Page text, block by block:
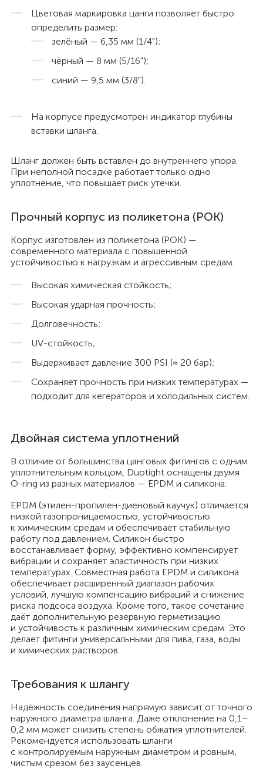
Цветовая маркировка цанги позволяет быстро
определить размер:
зелёный — 6,35 мм (1/4");
чёрный — 8 мм (5/16");
синий — 9,5 мм (3/8").
На корпусе предусмотрен индикатор глубины
вставки шланга.
Шланг должен быть вставлен до внутреннего упора.
При неполной посадке работает только одно
уплотнение, что повышает риск утечки.
Прочный корпус из поликетона (POK)
Корпус изготовлен из поликетона (POK) —
современного материала с повышенной
устойчивостью к нагрузкам и агрессивным средам.
Высокая химическая стойкость;
Высокая ударная прочность;
Долговечность;
UV-стойкость;
Выдерживает давление 300 PSI (≈ 20 бар);
Сохраняет прочность при низких температурах —
подходит для кегераторов и холодильных систем.
Двойная система уплотнений
В отличие от большинства цанговых фитингов с одним
уплотнительным кольцом, Duotight оснащены двумя
O-ring из разных материалов — EPDM и силикона.
EPDM (этилен-пропилен-диеновый каучук) отличается
низкой газопроницаемостью, устойчивостью
к химическим средам и обеспечивает стабильную
работу под давлением. Силикон быстро
восстанавливает форму, эффективно компенсирует
вибрации и сохраняет эластичность при низких
температурах. Совместная работа EPDM и силикона
обеспечивает расширенный диапазон рабочих
условий, лучшую компенсацию вибраций и снижение
риска подсоса воздуха. Кроме того, такое сочетание
даёт дополнительную резервную герметизацию
и устойчивость к различным химическим средам. Это
делает фитинги универсальными для пива, газа, воды
и химических растворов.
Требования к шлангу
Надёжность соединения напрямую зависит от точного
наружного диаметра шланга. Даже отклонение на 0,1–
0,2 мм может снизить степень обжатия уплотнителей.
Рекомендуется использовать шланги
с контролируемым наружным диаметром и ровным,
чистым срезом без заусенцев.